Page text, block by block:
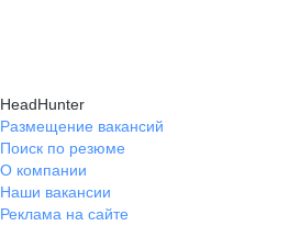
HeadHunter
Размещение вакансий
Поиск по резюме
О компании
Наши вакансии
Реклама на сайте